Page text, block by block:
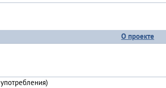
О проекте